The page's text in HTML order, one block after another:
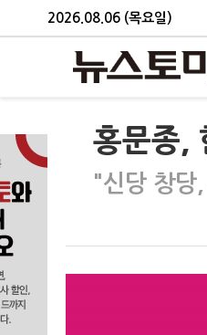
2026.08.06 (목요일)
홍문종,
"신당 창당